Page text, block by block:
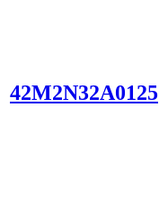
42M2N32A0125